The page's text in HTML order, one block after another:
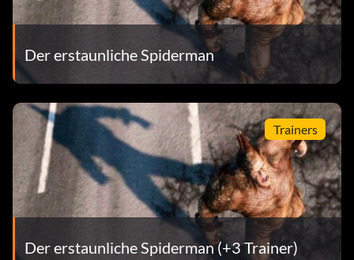
Der erstaunliche Spiderman
Trainers
Der erstaunliche Spiderman (+3 Trainer)